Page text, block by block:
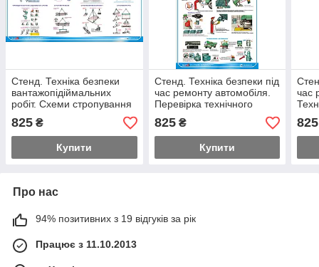
Стенд. Техніка безпеки
вантажопідіймальних
робіт. Схеми стропування
та складування вантажів.
0,6х1,0. Пластик
825 ₴
Купити
Стенд. Техніка безпеки під
час ремонту автомобіля.
Перевірка технічного
стану. 0,6х1,0. Пластик
825₴
Купити
час
825
Про нас
94% позитивних з 19 відгуків за рік
Працює з 11.10.2013